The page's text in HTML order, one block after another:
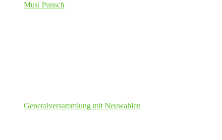
Musi Punsch
Generalversammlung mit Neuwahlen